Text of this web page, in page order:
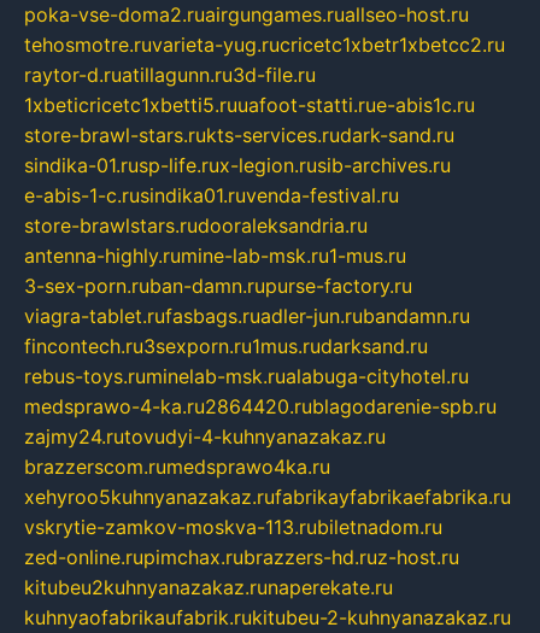
poka-vse-doma2.ruairgungames.ruallseo-host.ru
tehosmotre.ruvarieta-yug.rucricetc1xbetr1xbetcc2.ru
raytor-d.ruatillagunn.ru3d-file.ru
1xbeticricetc1xbetti5.ruuafoot-statti.rue-abis1c.ru
store-brawl-stars.rukts-services.rudark-sand.ru
sindika-01.rusp-life.rux-legion.rusib-archives.ru
e-abis-1-c.rusindika01.ruvenda-festival.ru
store-brawlstars.rudooraleksandria.ru
antenna-highly.rumine-lab-msk.ru1-mus.ru
3-sex-porn.ruban-damn.rupurse-factory.ru
viagra-tablet.rufasbags.ruadler-jun.rubandamn.ru
fincontech.ru3sexporn.ru1mus.rudarksand.ru
rebus-toys.ruminelab-msk.rualabuga-cityhotel.ru
medsprawo-4-ka.ru2864420.rublagodarenie-spb.ru
zajmy24.rutovudyi-4-kuhnyanazakaz.ru
brazzerscom.rumedsprawo4ka.ru
xehyroo5kuhnyanazakaz.rufabrikayfabrikaefabrika.ru
vskrytie-zamkov-moskva-113.rubiletnadom.ru
zed-online.rupimchax.rubrazzers-hd.ruz-host.ru
kitubeu2kuhnyanazakaz.runaperekate.ru
kuhnyaofabrikaufabrik.rukitubeu-2-kuhnyanazakaz.ru